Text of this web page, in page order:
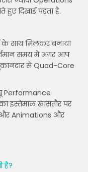
दिखाई पड़ता है.
के साथ मिलकर बनाया
समय में अगर आप
से Quad-Core
Performance
इस्तेमाल खासतौर पर
और Animations और
है?